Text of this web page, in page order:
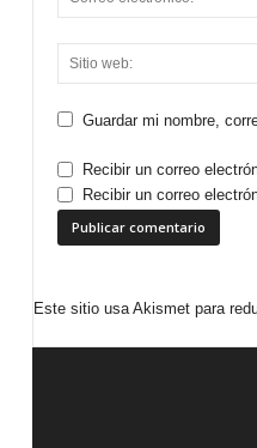
Guardar mi nombre,
Recibir un correo
Recibir un correo
Este sitio usa Akismet para